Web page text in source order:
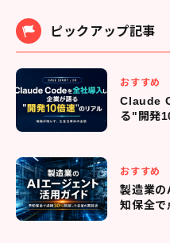
ピックアップ記事
おすすめ
Claude
る"開発
おすすめ
製造業の
知保全で